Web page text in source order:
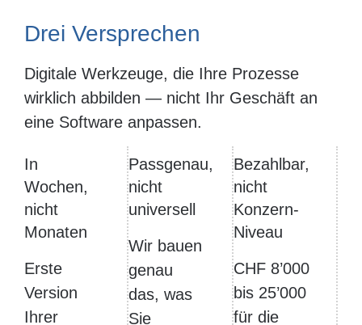
Drei Versprechen
Digitale Werkzeuge, die Ihre Prozesse
wirklich abbilden — nicht Ihr Geschäft an
eine Software anpassen.
In
Wochen,
nicht
Monaten
Erste
Version
Ihrer
Passgenau,
nicht
universell
Wir bauen
genau
das, was
Sie
Bezahlbar,
nicht
Konzern-
Niveau
CHF 8’000
bis 25’000
für die